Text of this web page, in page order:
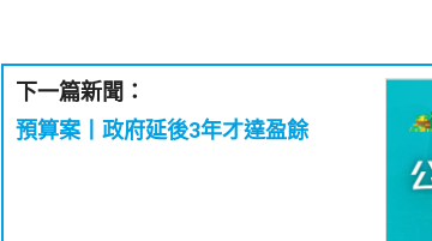
下一篇新聞：
預算案丨政府延後3年才達盈餘